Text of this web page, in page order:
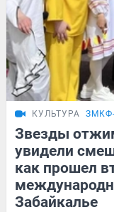
КУЛЬТУРА
Звезды
увидели
как прошел
Забайкалье